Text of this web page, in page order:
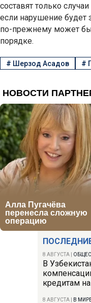
8 АВГУСТА
В
кредитам
8 АВГУСТА В
составят только
если нарушение
по-прежнему может
порядке.
# Шерзод Асадов #